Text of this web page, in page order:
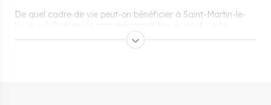
De quel cadre de vie peut-on bénéficier à Saint-Martin-le-
commune ? On répond à ces questions dans l'article ci-